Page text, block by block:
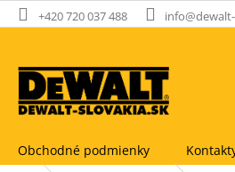
Prejsť
na
+420 720 037 488
Obchodné podmienky